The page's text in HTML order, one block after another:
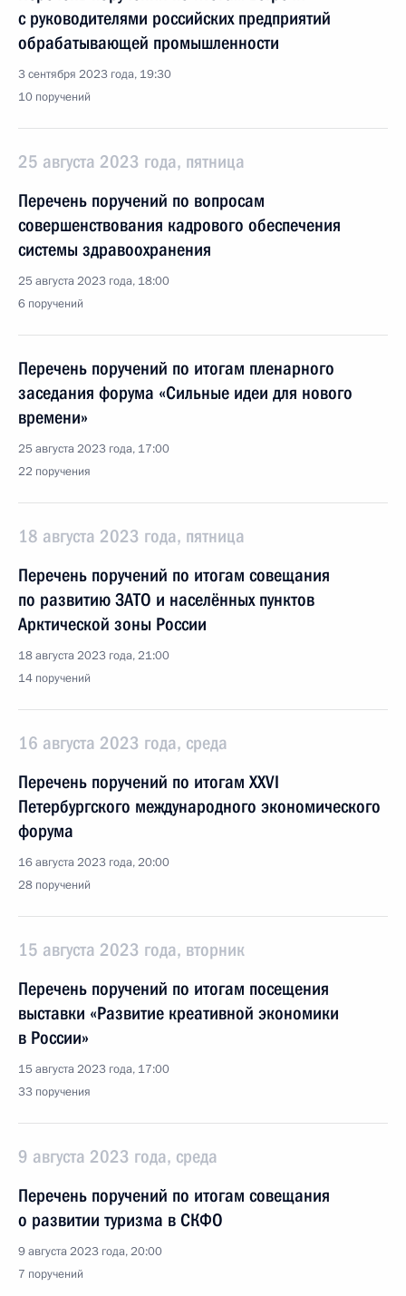
с руководителями российских предприятий
обрабатывающей промышленности
3 сентября 2023 года, 19:30
10 поручений
25 августа 2023 года, пятница
Перечень поручений по вопросам
совершенствования кадрового обеспечения
системы здравоохранения
25 августа 2023 года, 18:00
6 поручений
Перечень поручений по итогам пленарного
заседания форума «Сильные идеи для нового
времени»
25 августа 2023 года, 17:00
22 поручения
18 августа 2023 года, пятница
Перечень поручений по итогам совещания
по развитию ЗАТО и населённых пунктов
Арктической зоны России
18 августа 2023 года, 21:00
14 поручений
16 августа 2023 года, среда
Перечень поручений по итогам XXVI
Петербургского международного экономического
форума
16 августа 2023 года, 20:00
28 поручений
15 августа 2023 года, вторник
Перечень поручений по итогам посещения
выставки «Развитие креативной экономики
в России»
15 августа 2023 года, 17:00
33 поручения
9 августа 2023 года, среда
Перечень поручений по итогам совещания
о развитии туризма в СКФО
9 августа 2023 года, 20:00
7 поручений